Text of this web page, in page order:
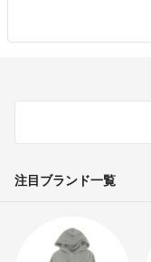
注目ブランド一覧